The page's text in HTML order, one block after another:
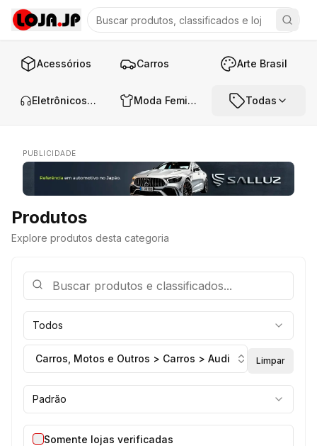
Acessórios Carros Arte Brasil
Eletrônicos e Áudio Moda Feminina Todas
PUBLICIDADE
Produtos
Explore produtos desta categoria
Todos
Carros, Motos e Outros > Carros > Audi Limpar
Padrão
Somente lojas verificadas